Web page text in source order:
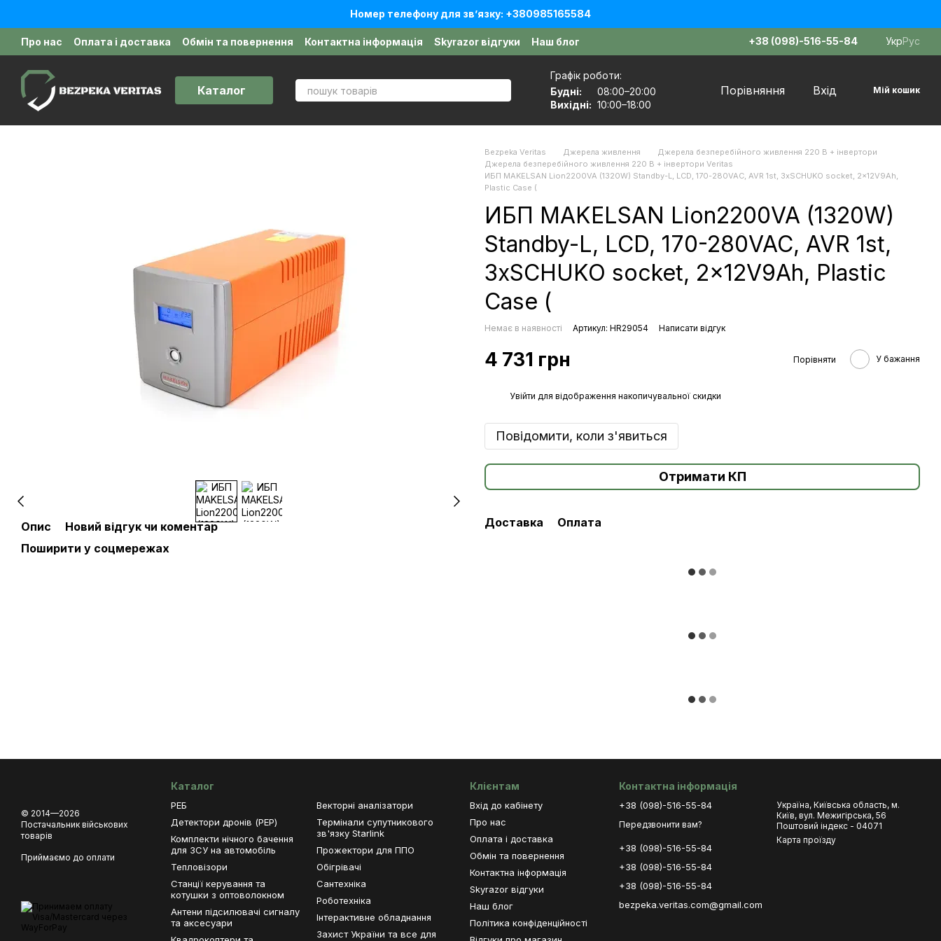
Номер телефону для звʼязку: +380985165584
Про нас Оплата і доставка Обмін та повернення Контактна інформація Skyrazor відгуки
Наш блог
Політика конфіденційності
Відгуки про магазин Договір публічної оферти
+38 (098)-516-55-84 УкрРус
Каталог
Графік роботи:
Будні:
08:00–20:00
Вихідні: 10:00–18:00
Порівняння Вхід Мій кошик
Опис
Новий відгук чи коментар
Поширити у соцмережах
Bezpeka Veritas Джерела живлення
Джерела безперебійного живлення 220 В + інвертори
Джерела безперебійного живлення 220 В + інвертори Veritas
ИБП MAKELSAN Lion2200VA (1320W) Standby-L, LCD, 170-280VAC, AVR 1st, 3xSCHUKO socket, 2x12V9Ah,
Plastic Case (
ИБП MAKELSAN Lion2200VA (1320W)
Standby-L, LCD, 170-280VAC, AVR 1st,
3xSCHUKO socket, 2x12V9Ah, Plastic
Case (
Немає в наявності Артикул: HR29054 Написати відгук
4 731 грн Порівняти У бажання
Увійти для відображення накопичувальної скидки
Повідомити, коли з'явиться
Отримати КП
Доставка Оплата
© 2014—2026
Постачальник військових
товарів
Приймаємо до оплати
Каталог
РЕБ
Детектори дронів (РЕР)
Комплекти нічного бачення
для ЗСУ на автомобіль
Тепловізори
Станції керування та
котушки з оптоволокном
Антени підсилювачі сигналу
та аксесуари
Векторні аналізатори
Термінали супутникового
зв'язку Starlink
Прожектори для ППО
Обігрівачі
Сантехніка
Роботехніка
Інтерактивне обладнання
Захист України та все для
Клієнтам
Вхід до кабінету
Про нас
Оплата і доставка
Обмін та повернення
Контактна інформація
Skyrazor відгуки
Наш блог
Політика конфіденційності
Контактна інформація
+38 (098)-516-55-84
Передзвонити вам?
+38 (098)-516-55-84
+38 (098)-516-55-84
+38 (098)-516-55-84
bezpeka.veritas.com@gmail.com
Україна, Київська область, м.
Київ, вул. Межигірська, 56
Поштовий індекс - 04071
Карта проїзду